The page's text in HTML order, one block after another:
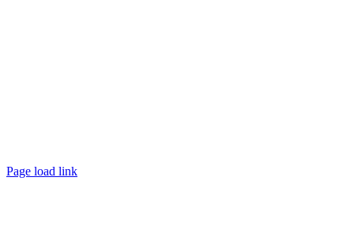
Page load link